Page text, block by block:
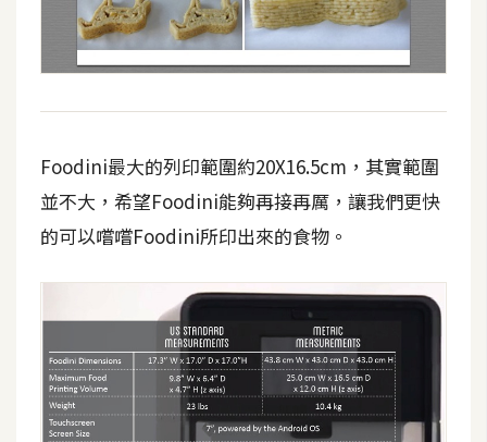
Foodini最大的列印範圍約20X16.5cm，其實範圍
並不大，希望Foodini能夠再接再厲，讓我們更快
的可以嚐嚐Foodini所印出來的食物。